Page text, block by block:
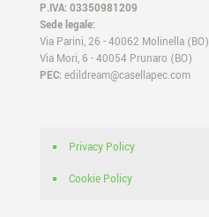
P.IVA: 03350981209
Sede legale:
Via Parini, 26 - 40062 Molinella (BO)
Via Mori, 6 - 40054 Prunaro (BO)
PEC: edildream@casellapec.com
Privacy Policy
Cookie Policy